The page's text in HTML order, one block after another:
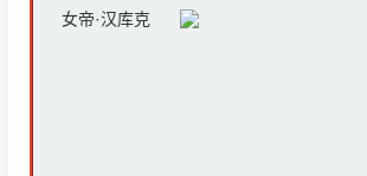
女帝·汉库克